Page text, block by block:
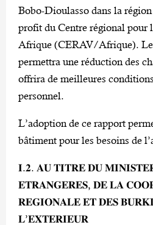
Bobo-Dioulasso dans la
profit du Centre régional pour
Afrique (CERAV/Afrique). Le
permettra une réduction des
offrira de meilleures
personnel.
L’adoption de ce rapport
bâtiment pour les besoins de
𝐈.𝟐. 𝐀𝐔 𝐓𝐈𝐓𝐑𝐄 𝐃𝐔
𝐄𝐓𝐑𝐀𝐍𝐆𝐄𝐑𝐄𝐒, 𝐃𝐄 𝐋𝐀
𝐑𝐄𝐆𝐈𝐎𝐍𝐀𝐋𝐄 𝐄𝐓 𝐃𝐄𝐒
𝐋’𝐄𝐗𝐓𝐄𝐑𝐈𝐄𝐔𝐑